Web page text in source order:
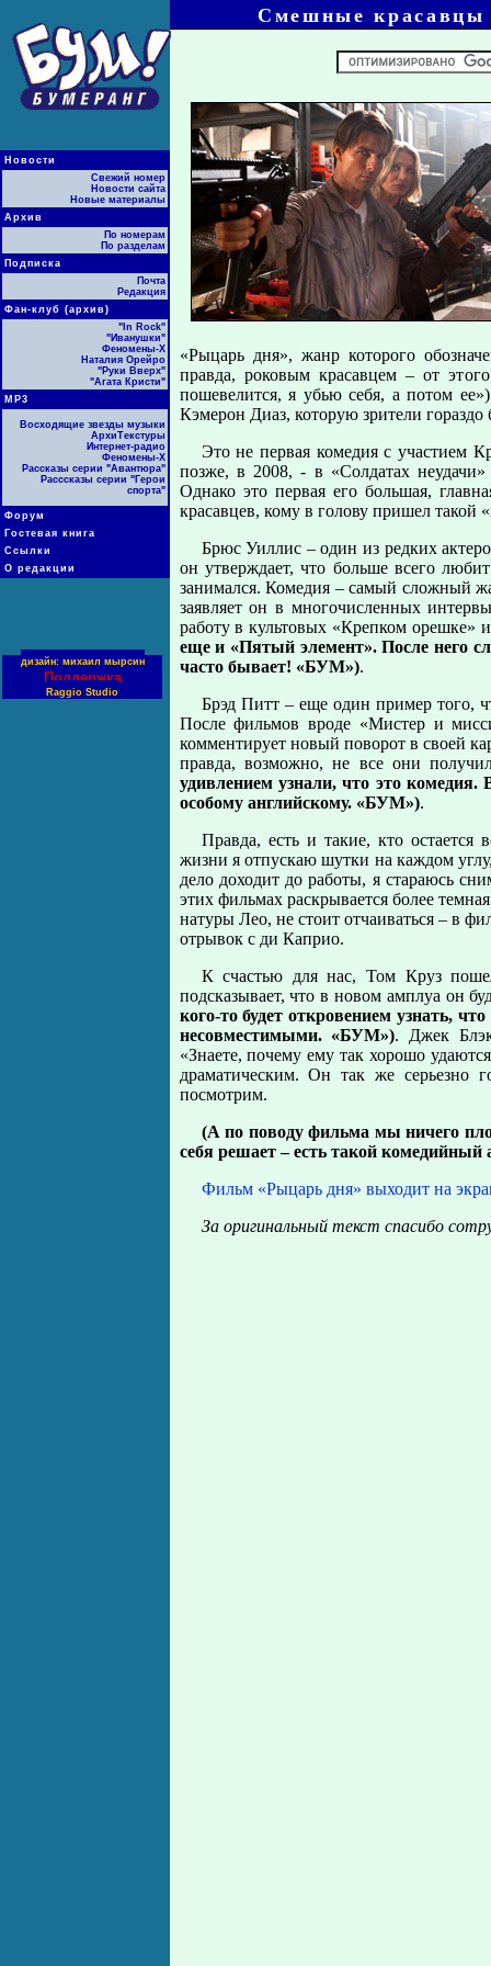
Новости
Свежий номер
Новости сайта
Новые материалы
Архив
По номерам
По разделам
Подписка
Почта
Редакция
Фан-клуб (архив)
"In Rock"
"Иванушки"
Феномены-Х
Наталия Орейро
"Руки Вверх"
"Агата Кристи"
МР3
Восходящие звезды музыки
АрхиТекстуры
Интернет-радио
Феномены-Х
Рассказы серии "Авантюра"
Расссказы серии "Герои
спорта"
Форум
Гостевая книга
Ссылки
О редакции
дизайн: михаил мырсин
Поддержка
Raggio Studio
Смешные красавцы
«Рыцарь дня», жанр которого
правда, роковым красавцем – от
пошевелится, я убью себя, а потом
Кэмерон Диаз, которую зрители
Это не первая комедия с участием
позже, в 2008, - в «Солдатах
Однако это первая его большая,
красавцев, кому в голову пришел такой
Брюс Уиллис – один из редких
он утверждает, что больше всего
занимался. Комедия – самый сложный
заявляет он в многочисленных
работу в культовых «Крепком
еще и «Пятый элемент». После него
часто бывает! «БУМ»).
Брэд Питт – еще один пример того,
После фильмов вроде «Мистер и
комментирует новый поворот в своей
правда, возможно, не все они
удивлением узнали, что это
особому английскому. «БУМ»).
Правда, есть и такие, кто
жизни я отпускаю шутки на каждом
дело доходит до работы, я стараюсь
этих фильмах раскрывается более
натуры Лео, не стоит отчаиваться – в
отрывок с ди Каприо.
К счастью для нас, Том Круз
подсказывает, что в новом амплуа он
кого-то будет откровением узнать,
несовместимыми. «БУМ»). Джек
«Знаете, почему ему так хорошо
драматическим. Он так же серьезно
посмотрим.
(А по поводу фильма мы ничего
себя решает – есть такой
Фильм «Рыцарь дня» выходит на
За оригинальный текст спасибо